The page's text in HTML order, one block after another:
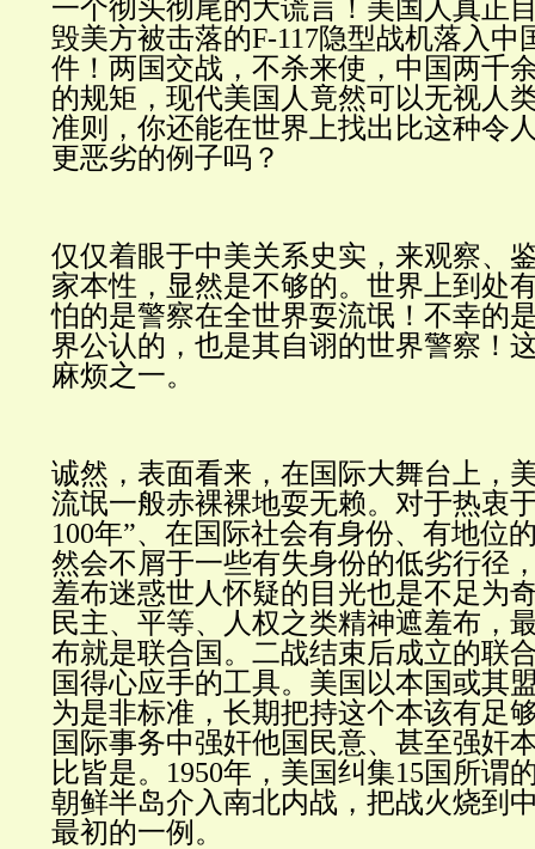
一个彻头彻尾的大谎言！美国人真正
毁美方被击落的F-117隐型战机落入中
件！两国交战，不杀来使，中国两千
的规矩，现代美国人竟然可以无视人
准则，你还能在世界上找出比这种令
更恶劣的例子吗？
仅仅着眼于中美关系史实，来观察、
家本性，显然是不够的。世界上到处
怕的是警察在全世界耍流氓！不幸的
界公认的，也是其自诩的世界警察！
麻烦之一。
诚然，表面看来，在国际大舞台上，
流氓一般赤裸裸地耍无赖。对于热衷
100年”、在国际社会有身份、有地位
然会不屑于一些有失身份的低劣行径
羞布迷惑世人怀疑的目光也是不足为
民主、平等、人权之类精神遮羞布，
布就是联合国。二战结束后成立的联
国得心应手的工具。美国以本国或其
为是非标准，长期把持这个本该有足
国际事务中强奸他国民意、甚至强奸
比皆是。1950年，美国纠集15国所谓
朝鲜半岛介入南北内战，把战火烧到
最初的一例。